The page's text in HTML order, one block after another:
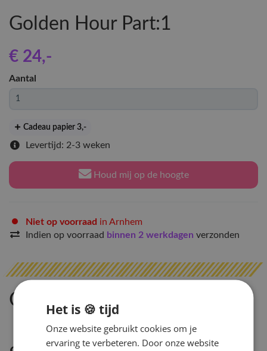
Golden Hour Part:1
€ 24,-
Aantal
Cadeau papier 3,-
Levertijd: 2-3 weken
Houd mij op de hoogte
Niet op voorraad in Arnhem
Indien op voorraad binnen 2 werkdagen verzonden
Omschrijving
Het is 🍪 tijd
Onze website gebruikt cookies om je
ervaring te verbeteren. Door onze website